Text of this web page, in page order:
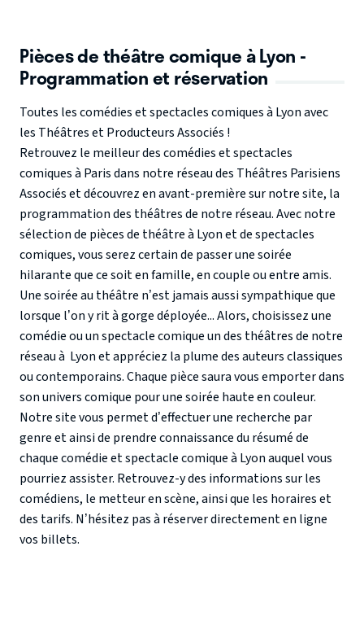
Pièces de théâtre comique à Lyon -
Programmation et réservation
Toutes lescomédies et spectacles comiques à Lyonavec
les Théâtres et Producteurs Associés !
Retrouvez le meilleur descomédies et spectacles
comiques à Parisdans notre réseau des Théâtres Parisiens
Associés et découvrez en avant-première sur notre site, la
programmation des théâtres de notre réseau. Avec notre
sélection de pièces de théâtre à Lyon et de spectacles
comiques, vous serez certain de passer une soirée
hilarante que ce soit en famille, en couple ou entre amis.
Une soirée au théâtre n’est jamais aussi sympathique que
lorsque l’on y rit à gorge déployée... Alors, choisissez une
comédie ou un spectacle comique un des théâtres de notre
réseau à Lyon et appréciez la plume des auteurs classiques
ou contemporains. Chaque pièce saura vous emporter dans
son univers comique pour une soirée haute en couleur.
Notre site vous permet d’effectuer une recherche par
genre et ainsi de prendre connaissance du résumé de
chaque comédieet spectacle comique à Lyon auquel vous
pourriez assister. Retrouvez-y des informations sur les
comédiens, le metteur en scène, ainsi que les horaires et
des tarifs. N’hésitez pas à réserver directement en ligne
vos billets.